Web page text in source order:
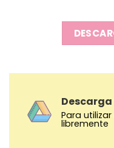
Para
libremente